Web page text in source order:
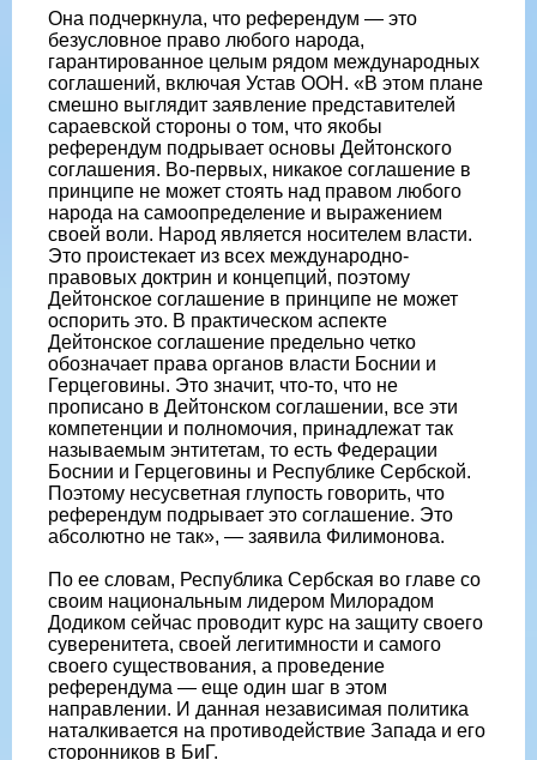
Она подчеркнула, что референдум — это
безусловное право любого народа,
гарантированное целым рядом международных
соглашений, включая Устав ООН. «В этом плане
смешно выглядит заявление представителей
сараевской стороны о том, что якобы
референдум подрывает основы Дейтонского
соглашения. Во-первых, никакое соглашение в
принципе не может стоять над правом любого
народа на самоопределение и выражением
своей воли. Народ является носителем власти.
Это проистекает из всех международно-
правовых доктрин и концепций, поэтому
Дейтонское соглашение в принципе не может
оспорить это. В практическом аспекте
Дейтонское соглашение предельно четко
обозначает права органов власти Боснии и
Герцеговины. Это значит, что-то, что не
прописано в Дейтонском соглашении, все эти
компетенции и полномочия, принадлежат так
называемым энтитетам, то есть Федерации
Боснии и Герцеговины и Республике Сербской.
Поэтому несусветная глупость говорить, что
референдум подрывает это соглашение. Это
абсолютно не так», — заявила Филимонова.
По ее словам, Республика Сербская во главе со
своим национальным лидером Милорадом
Додиком сейчас проводит курс на защиту своего
суверенитета, своей легитимности и самого
своего существования, а проведение
референдума — еще один шаг в этом
направлении. И данная независимая политика
наталкивается на противодействие Запада и его
сторонников в БиГ.